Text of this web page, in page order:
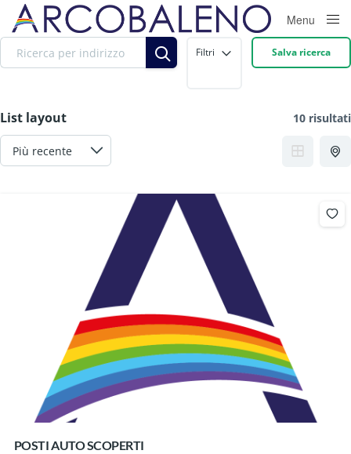
Menu
Filtri Salva ricerca
List layout 10 risultati
POSTI AUTO SCOPERTI